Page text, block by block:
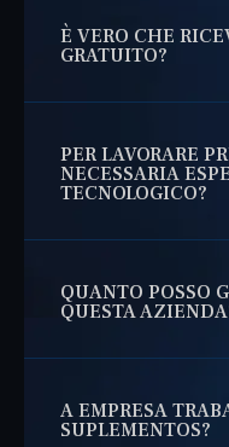
È VERO CHE
GRATUITO?
PER LAVORARE
NECESSARIA
TECNOLOGICO?
QUANTO POSSO
QUESTA
A EMPRESA
SUPLEMENTOS?